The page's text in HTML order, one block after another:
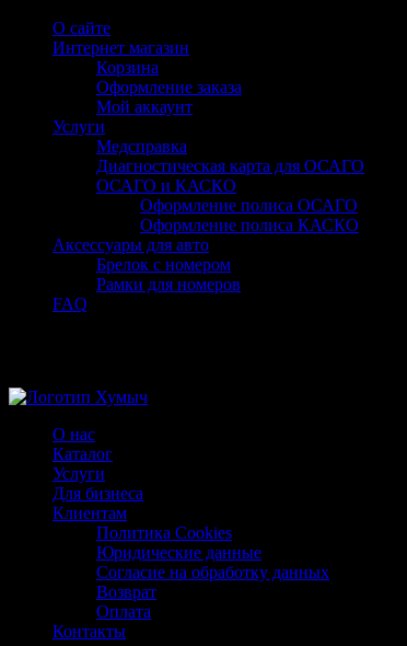
О сайте
Интернет магазин
Корзина
Оформление заказа
Мой аккаунт
Услуги
Медсправка
Диагностическая карта для ОСАГО
ОСАГО и КАСКО
Оформление полиса ОСАГО
Оформление полиса КАСКО
Аксессуары для авто
Брелок с номером
Рамки для номеров
FAQ
О нас
Каталог
Услуги
Для бизнеса
Клиентам
Политика Cookies
Юридические данные
Согласие на обработку данных
Возврат
Оплата
Контакты